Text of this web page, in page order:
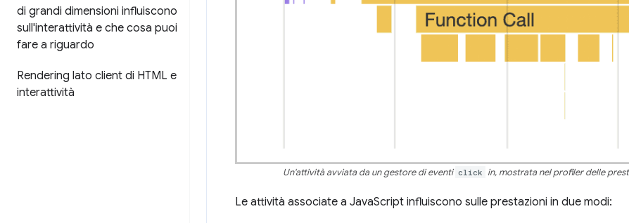
di grandi dimensioni influiscono
sull'interattività e che cosa puoi
fare a riguardo
Rendering lato client di HTML e
interattività
Un'attività avviata da un gestore di eventi click in, mostrata nel profiler delle
Le attività associate a JavaScript influiscono sulle prestazioni in due modi: